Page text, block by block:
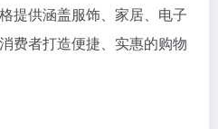
提供涵盖服饰、家居、电子
费者打造便捷、实惠的购物